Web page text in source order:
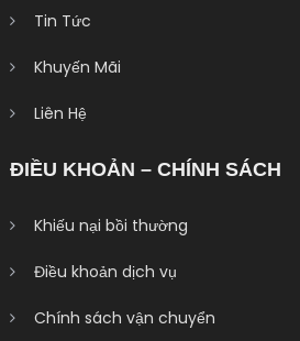
Tin Tức
Khuyến Mãi
Liên Hệ
ĐIỀU KHOẢN – CHÍNH SÁCH
Khiếu nại bồi thường
Điều khoản dịch vụ
Chính sách vận chuyển